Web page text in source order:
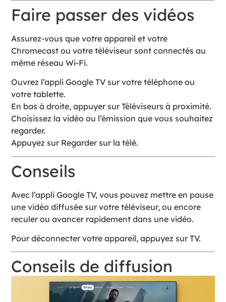
Faire passer des vidéos
Assurez-vous que votre appareil et votre
Chromecast ou votre téléviseur sont connectés au
même réseau Wi-Fi.
Ouvrez l’appli Google TV sur votre téléphone ou
votre tablette.
En bas à droite, appuyer sur Téléviseurs à proximité.
Choisissez la vidéo ou l’émission que vous souhaitez
regarder.
Appuyez sur Regarder sur la télé.
Conseils
Avec l’appli Google TV, vous pouvez mettre en pause
une vidéo diffusée sur votre téléviseur, ou encore
reculer ou avancer rapidement dans une vidéo.
Pour déconnecter votre appareil, appuyez sur TV.
Conseils de diffusion